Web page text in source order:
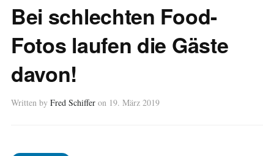
Bei schlechten Food-
Fotos laufen die Gäste
davon!
Written by Fred Schiffer on 19. März 2019